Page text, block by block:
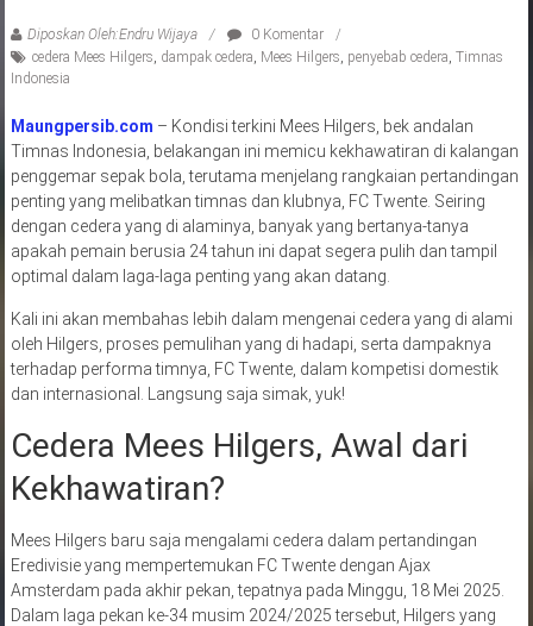
Diposkan Oleh:Endru Wijaya
0 Komentar
cedera Mees Hilgers dampak cedera Mees Hilgers penyebab cedera Timnas
Indonesia
Maungpersib.com – Kondisi terkini Mees Hilgers, bek andalan
Timnas Indonesia, belakangan ini memicu kekhawatiran di kalangan
penggemar sepak bola, terutama menjelang rangkaian pertandingan
penting yang melibatkan timnas dan klubnya, FC Twente. Seiring
dengan cedera yang di alaminya, banyak yang bertanya-tanya
apakah pemain berusia 24 tahun ini dapat segera pulih dan tampil
optimal dalam laga-laga penting yang akan datang.
Kali ini akan membahas lebih dalam mengenai cedera yang di alami
oleh Hilgers, proses pemulihan yang di hadapi, serta dampaknya
terhadap performa timnya, FC Twente, dalam kompetisi domestik
dan internasional. Langsung saja simak, yuk!
Cedera Mees Hilgers, Awal dari
Kekhawatiran?
Mees Hilgers baru saja mengalami cedera dalam pertandingan
Eredivisie yang mempertemukan FC Twente dengan Ajax
Amsterdam pada akhir pekan, tepatnya pada Minggu, 18 Mei 2025.
Dalam laga pekan ke-34 musim 2024/2025 tersebut, Hilgers yang